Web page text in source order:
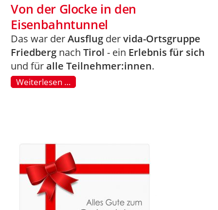
Von der Glocke in den
Eisenbahntunnel
Das war derAusflug dervida-Ortsgruppe
Friedberg nachTirol - ein Erlebnis für sich
und für alle Teilnehmer:innen.
Weiterlesen …